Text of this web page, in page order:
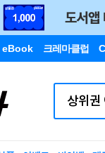
eBook 크레마클럽